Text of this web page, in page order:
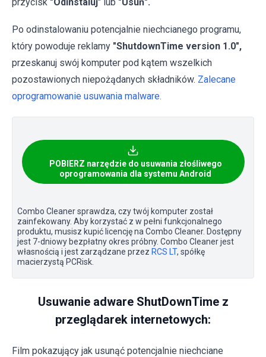
Po odinstalowaniu potencjalnie niechcianego programu,
który powoduje reklamy "ShutdownTime version 1.0",
przeskanuj swój komputer pod kątem wszelkich
pozostawionych niepożądanych składników. Zalecane
oprogramowanie usuwania malware.
POBIERZ narzędzie do usuwania złośliwego
oprogramowania dla systemu Android
Combo Cleaner sprawdza, czy twój komputer został
zainfekowany. Aby korzystać z w pełni funkcjonalnego
produktu, musisz kupić licencję na Combo Cleaner. Dostępny
jest 7-dniowy bezpłatny okres próbny. Combo Cleaner jest
własnością i jest zarządzane przez RCS LT, spółkę
macierzystą PCRisk.
Usuwanie adware ShutDownTime z
przeglądarek internetowych:
Film pokazujący jak usunąć potencjalnie niechciane